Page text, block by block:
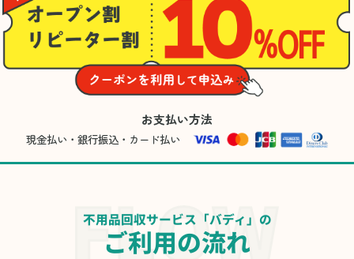
お支払い方法
現金払い・銀行振込・カード払い
不用品回収サービス「バディ」の
ご利用の流れ